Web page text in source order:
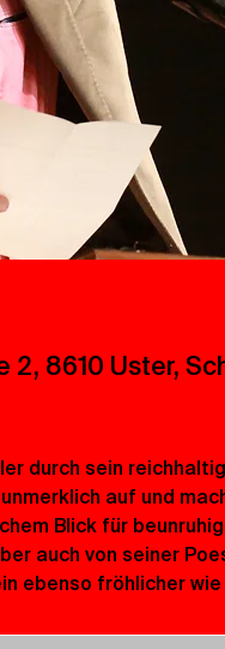
2, 8610 Uster,
durch sein
auf und
Blick für
auch von seiner
ebenso fröhlicher